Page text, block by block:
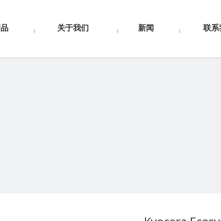
关于我们 新闻 联系